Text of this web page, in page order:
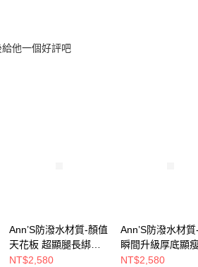
他一個好評吧
Ann’S防潑水材質-顏值
天花板 超顯腿長綁帶
厚底彈力短靴8.5cm-黑
NT$2,580
Ann’S防潑水材
瞬間升級厚底顯
層次短靴7.5cm-
NT$2,580